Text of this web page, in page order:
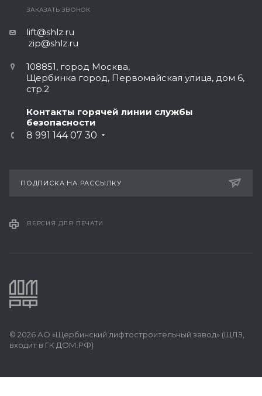
ЗАКАЗАТЬ ЗВОНОК
lift@shlz.ru
zip@shlz.ru
108851, город Москва,
Щербинка город, Первомайская улица, дом 6,
стр.2
Контакты горячей линии службы
безопасности
8 991 144 07 30
ПОДПИСКА НА РАССЫЛКУ
ВЕРСИЯ ДЛЯ ПЕЧАТИ
© 2026 АО «Щербинский лифтостроительный завод» (ЩЛЗ,
входит в ГК ДОМ.РФ)